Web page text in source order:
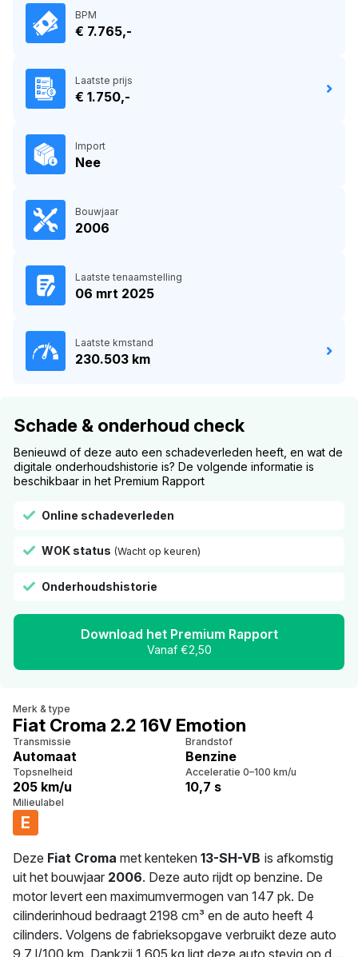
BPM
€ 7.765,-
Laatste prijs
€ 1.750,-
Import
Nee
Bouwjaar
2006
Laatste tenaamstelling
06 mrt 2025
Laatste kmstand
230.503 km
Schade & onderhoud check
Benieuwd of deze auto een schadeverleden heeft, en wat de
digitale onderhoudshistorie is? De volgende informatie is
beschikbaar in het Premium Rapport
Online schadeverleden
WOK status (Wacht op keuren)
Onderhoudshistorie
Download het Premium Rapport
Vanaf €2,50
Merk & type
Fiat Croma 2.2 16V Emotion
Transmissie
Automaat
Brandstof
Benzine
Topsnelheid
205 km/u
Acceleratie 0–100 km/u
10,7 s
Milieulabel
E
Deze Fiat Croma met kenteken 13-SH-VB is afkomstig
uit het bouwjaar 2006. Deze auto rijdt op benzine. De
motor levert een maximumvermogen van 147 pk. De
cilinderinhoud bedraagt 2198 cm³ en de auto heeft 4
cilinders. Volgens de fabrieksopgave verbruikt deze auto
9.7 l/100 km. Dankzij 1.605 kg ligt deze auto stevig op de